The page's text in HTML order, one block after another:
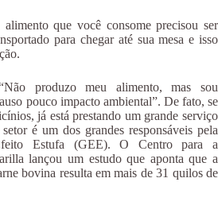
que você consome precisou ser
para chegar até sua mesa e isso
produzo meu alimento, mas sou
pouco impacto ambiental”. De fato, se
já está prestando um grande serviço
é um dos grandes responsáveis pela
Estufa (GEE). O Centro para a
lançou um estudo que aponta que a
bovina resulta em mais de 31 quilos de